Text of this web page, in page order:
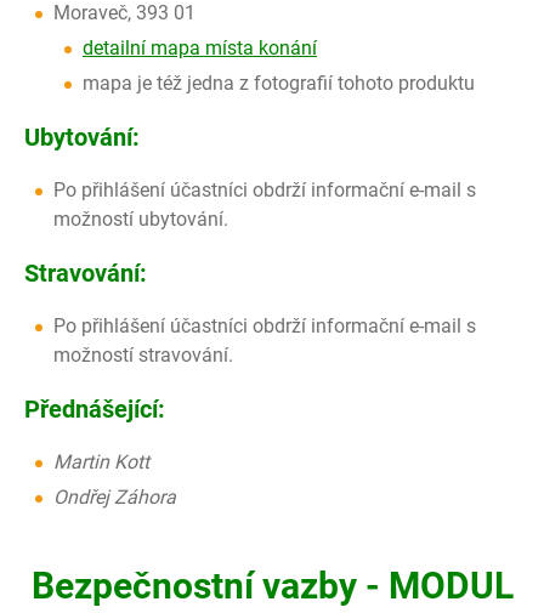
Bezpečnostní vazby - MODUL
Moraveč, 393 01
detailní mapa místa konání
mapa je též jedna z fotografií tohoto produktu
Ubytování:
Po přihlášení účastníci obdrží informační e-mail s
možností ubytování.
Stravování:
Po přihlášení účastníci obdrží informační e-mail s
možností stravování.
Přednášející:
Martin Kott
Ondřej Záhora